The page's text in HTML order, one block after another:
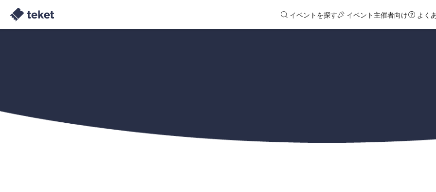
イベントを探す イベント主催者向け よく